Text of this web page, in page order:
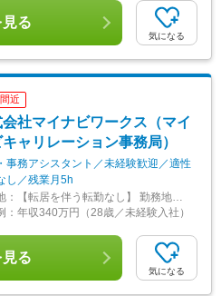
る
気になる
近
社マイナビワークス（マイ
ャリレーション事務局）
事務アシスタント／未経験歓迎／適性
し／残業月5h
：
【転居を伴う転勤なし】 勤務地は、お住まいの地域やご希望を考慮して決定します。 ※原則、ご自宅から90分圏内の派遣先へご案内となります。 ※県単位でのご希望も考慮します。 【勤務先対象エリア】 東京都（主に東京23区内）、神奈川県、愛知県、大阪府、兵庫県、京都府、福岡県、北海道 ※各顧客企業先への派遣常駐となります。 ※就業先によって、在宅勤務（リモートワーク）の場合があります。 ※フルリモートの求人はございません。 ※受動喫煙対策：勤務地により異なる
： 年収340万円（28歳／未経験入社）
る
気になる